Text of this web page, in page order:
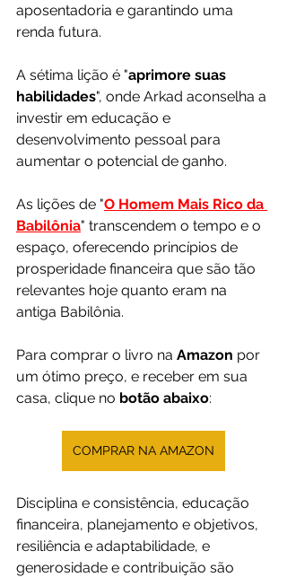
aposentadoria e garantindo uma
renda futura.
A sétima lição é "aprimore suas
habilidades", onde Arkad aconselha a
investir em educação e
desenvolvimento pessoal para
aumentar o potencial de ganho.
As lições de "O Homem Mais Rico da
Babilônia" transcendem o tempo e o
espaço, oferecendo princípios de
prosperidade financeira que são tão
relevantes hoje quanto eram na
antiga Babilônia.
Para comprar o livro na Amazon por
um ótimo preço, e receber em sua
casa, clique no botão abaixo:
COMPRAR NA AMAZON
Disciplina e consistência, educação
financeira, planejamento e objetivos,
resiliência e adaptabilidade, e
generosidade e contribuição são